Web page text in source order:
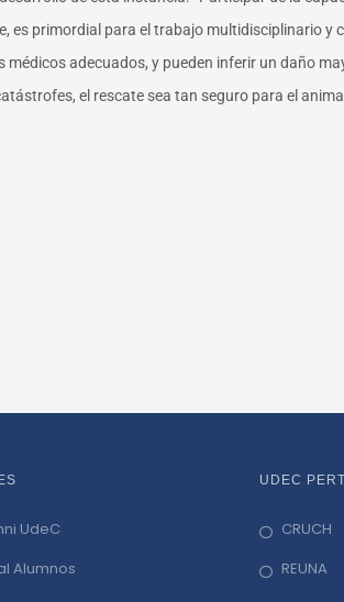
es primordial para el trabajo multidisciplinario
adecuados, y pueden inferir un daño
el rescate sea tan seguro para el
UdeC
Alumnos
UDEC
CRUCH
REUNA